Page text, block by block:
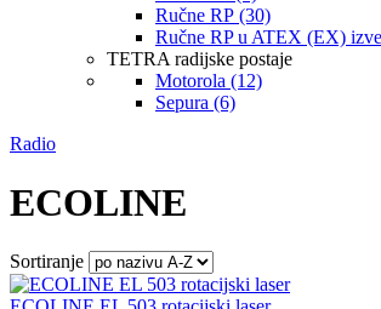
Ručne RP (30)
Ručne RP u ATEX (EX)
TETRA radijske postaje
Motorola (12)
Sepura (6)
Radio
ECOLINE
Sortiranje